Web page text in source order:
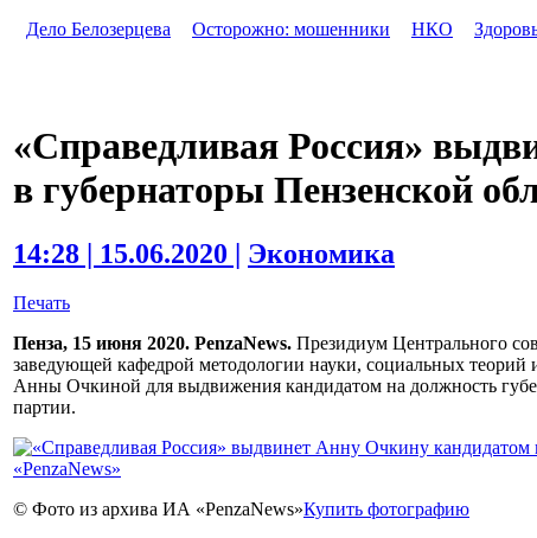
Дело Белозерцева
Осторожно: мошенники НКО
«Справедливая Россия»
в губернаторы Пензенской
14:28 | 15.06.2020 | Экономика
Печать
Пенза, 15 июня 2020. PenzaNews. Президиум Центрального
заведующей кафедрой методологии науки, социальных теорий
Анны Очкиной для выдвижения кандидатом на должность
партии.
© Фото из архива ИА «PenzaNews»Купить фотографию